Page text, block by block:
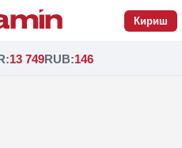
Кириш
:13 749RUB:146